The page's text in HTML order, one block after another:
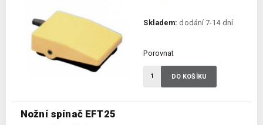
Nožní spínač EFT25
Skladem: dodání 7-14 dní
Porovnat
DO KOŠÍKU